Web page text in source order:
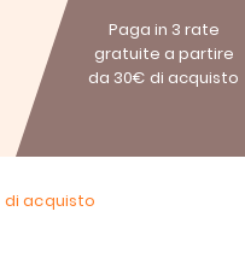
Paga in 3 rate
gratuite a partire
da 30€ di acquisto
di acquisto